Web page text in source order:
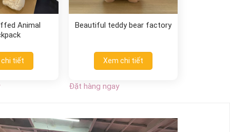
Animal
chi tiết
Beautiful teddy bear factory
Xem chi tiết
Đặt hàng ngay